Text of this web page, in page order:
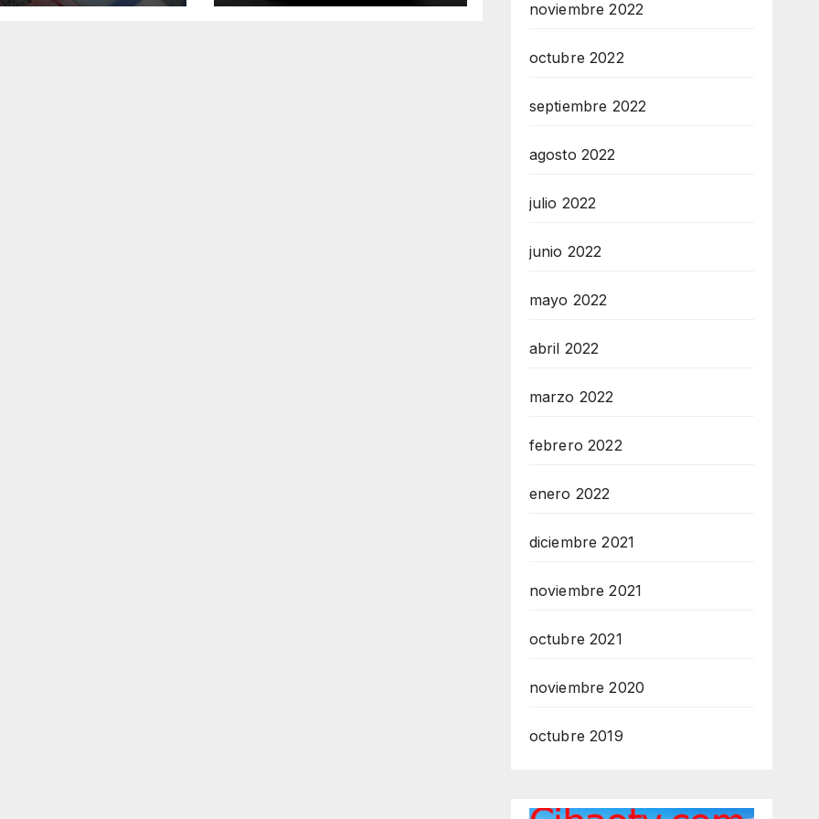
de Salud
dominicana
noviembre 2022
octubre 2022
septiembre 2022
agosto 2022
julio 2022
junio 2022
mayo 2022
abril 2022
marzo 2022
febrero 2022
enero 2022
diciembre 2021
noviembre 2021
octubre 2021
noviembre 2020
octubre 2019